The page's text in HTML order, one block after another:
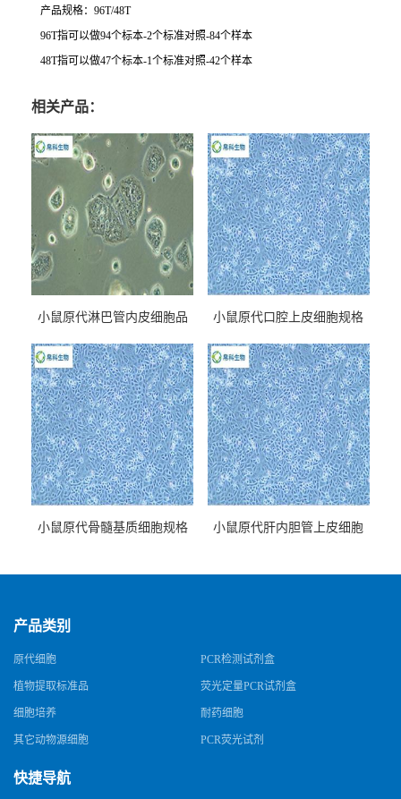
产品规格： 96T/48T
96T指可以做94个标本-2个标准对照-84个样本
48T指可以做47个标本-1个标准对照-42个样本
相关产品：
小鼠原代淋巴管内皮细胞品
小鼠原代口腔上皮细胞规格
小鼠原代骨髓基质细胞规格
小鼠原代肝内胆管上皮细胞
产品类别
原代细胞 PCR检测试剂盒
植物提取标准品 荧光定量PCR试剂盒
细胞培养 耐药细胞
其它动物源细胞 PCR荧光试剂
快捷导航